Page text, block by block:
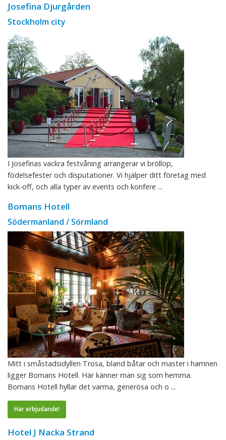
Josefina Djurgården
Stockholm city
I Josefinas vackra festvåning arrangerar vi bröllop,
födelsefester och disputationer. Vi hjälper ditt företag med
kick-off, och alla typer av events och konfere ...
Bomans Hotell
Södermanland / Sörmland
Mitt i småstadsidyllen Trosa, bland båtar och master i hamnen
ligger Bomans Hotell. Här känner man sig som hemma.
Bomans Hotell hyllar det varma, generösa och o ...
Har erbjudande!
Hotel J Nacka Strand